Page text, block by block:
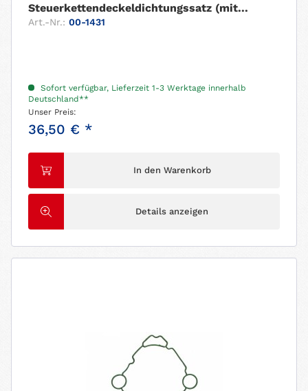
Steuerkettendeckeldichtungssatz (mit...
Art.-Nr.: 00-1431
Sofort verfügbar, Lieferzeit 1-3 Werktage innerhalb
Deutschland**
Unser Preis:
36,50 € *
In den Warenkorb
Details anzeigen